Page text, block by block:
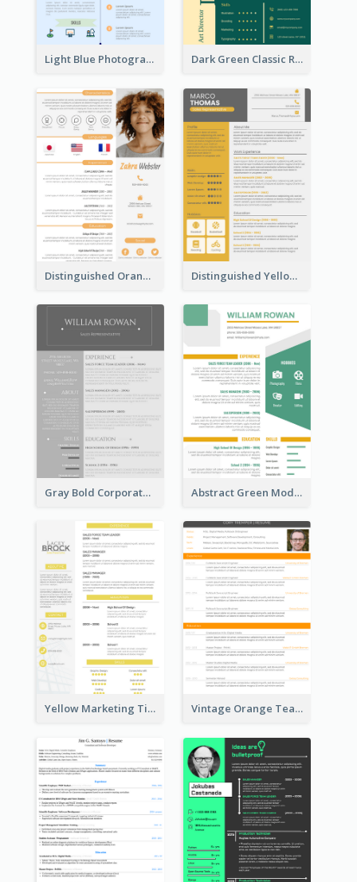
Light Blue Photographer Resume Dark Green Classic Resume
Distinguished Orange College Student Resume Distinguished Yellow Resume
Gray Bold Corporate Resume Abstract Green Modern Resume
Yellow Marketing Timeline Consultant Resume Vintage Orange Teacher Resume